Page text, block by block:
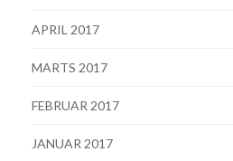
APRIL 2017
MARTS 2017
FEBRUAR 2017
JANUAR 2017